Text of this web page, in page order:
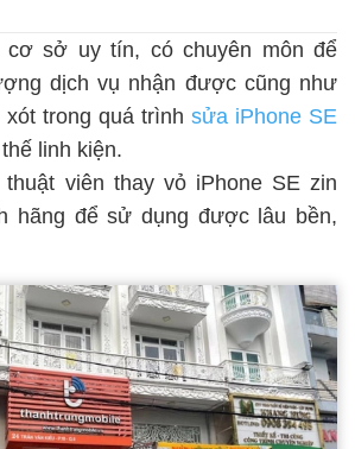
cơ sở uy tín, có chuyên môn để
dịch vụ nhận được cũng như
trong quá trình sửa iPhone SE
linh kiện.
viên thay vỏ iPhone SE zin
hãng để sử dụng được lâu bền,